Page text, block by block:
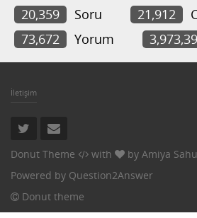
20,359 Soru 21,912
73,672
Yorum
İletişim
Donut Theme with by Amiya Sahu
Powered by Question2Answer
Donut theme